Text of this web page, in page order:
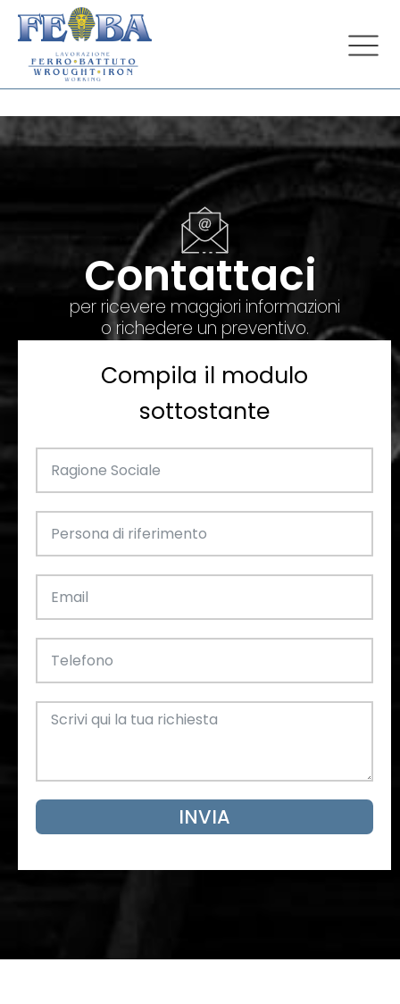
Contattaci
per ricevere maggiori informazioni
o richedere un preventivo.
Compila il modulo
sottostante
INVIA